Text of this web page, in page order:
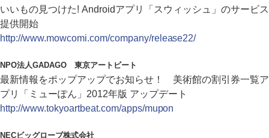
いいもの見つけた! Androidアプリ「スウィッシュ」のサービス
提供開始
http://www.mowcomi.com/company/release22/
NPO法人GADAGO 東京アートビート
最新情報をポップアップでお知らせ！ 美術館の割引券一覧ア
プリ「ミューぽん」2012年版 アップデート
http://www.tokyoartbeat.com/apps/mupon
NECビッグローブ株式会社